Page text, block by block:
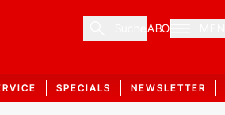
ABO
SPECIALS NEWSLETTER